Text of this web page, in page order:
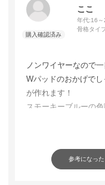
ここ
年代:16
骨格タイ
ノンワイヤーなので
Wパッドのおかげで
が作れます！
スモーキーブルーの
ーで肌が綺麗に見え
参考になった